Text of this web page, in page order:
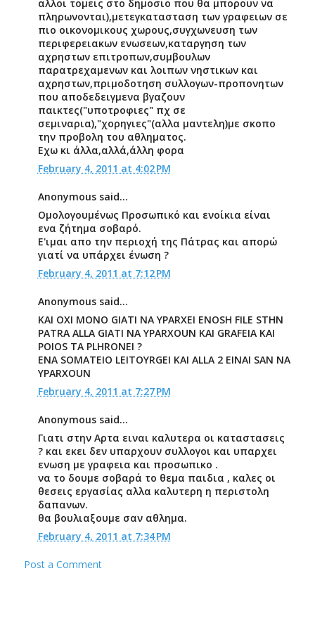
αλλοι τομεις στο δημοσιο που θα μπορουν να
πληρωνονται),μετεγκατασταση των γραφειων σε
πιο οικονομικους χωρους,συγχωνευση των
περιφερειακων ενωσεων,καταργηση των
αχρηστων επιτροπων,συμβουλων
παρατρεχαμενων και λοιπων νηστικων και
αχρηστων,πριμοδοτηση συλλογων-προπονητων
που αποδεδειγμενα βγαζουν
παικτες("υποτροφιες" πχ σε
σεμιναρια),"χορηγιες"(αλλα μαντελη)με σκοπο
την προβολη του αθληματος.
Εχω κι άλλα,αλλά,άλλη φορα
February 4, 2011 at 4:02 PM
Anonymous said...
Ομολογουμένως Προσωπικό και ενοίκια είναι
ενα ζήτημα σοβαρό.
Ε'ιμαι απο την περιοχή της Πάτρας και απορώ
γιατί να υπάρχει ένωση ?
February 4, 2011 at 7:12 PM
Anonymous said...
KAI OXI MONO GIATI NA YPARXEI ENOSH FILE STHN
PATRA ALLA GIATI NA YPARXOUN KAI GRAFEIA KAI
POIOS TA PLHRONEI ?
ENA SOMATEIO LEITOYRGEI KAI ALLA 2 EINAI SAN NA
YPARXOUN
February 4, 2011 at 7:27 PM
Anonymous said...
Γιατι στην Αρτα ειναι καλυτερα οι καταστασεις
? και εκει δεν υπαρχουν συλλογοι και υπαρχει
ενωση με γραφεια και προσωπικο .
να το δουμε σοβαρά το θεμα παιδια , καλες οι
θεσεις εργασίας αλλα καλυτερη η περιστολη
δαπανων.
θα βουλιαξουμε σαν αθλημα.
February 4, 2011 at 7:34 PM
Post a Comment